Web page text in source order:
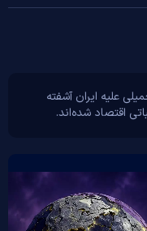
علیه ایران آشفته
اقتصاد شده‌اند.